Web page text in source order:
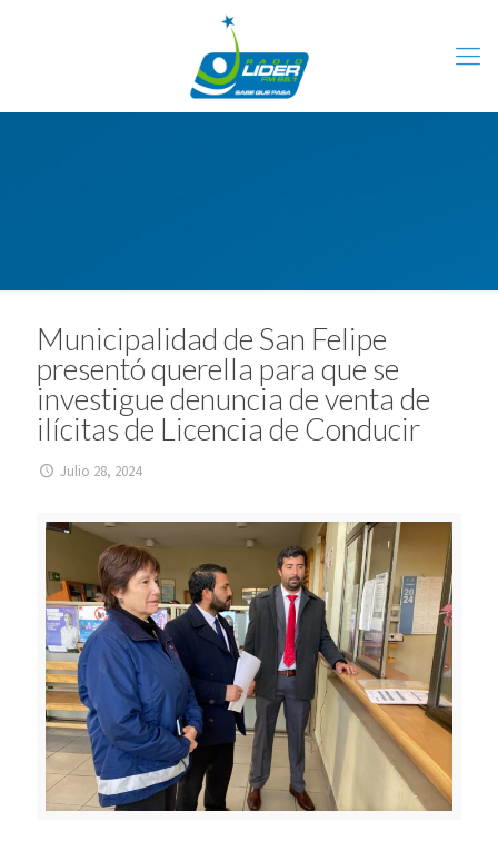
Municipalidad de San Felipe
presentó querella para que se
investigue denuncia de venta de
ilícitas de Licencia de Conducir
Julio 28, 2024